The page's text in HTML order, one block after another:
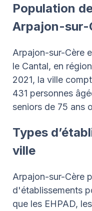
Population
Arpajon-sur-
Arpajon-sur-Cère
le Cantal, en
2021, la ville
431 personnes
seniors de 75 ans
Types
ville
Arpajon-sur-Cère
d'établissements
que les EHPAD,